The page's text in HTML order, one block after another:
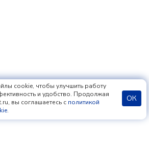
cookie, чтобы улучшить работу
и удобство. Продолжая
вы соглашаетесь с политикой
.
ОК